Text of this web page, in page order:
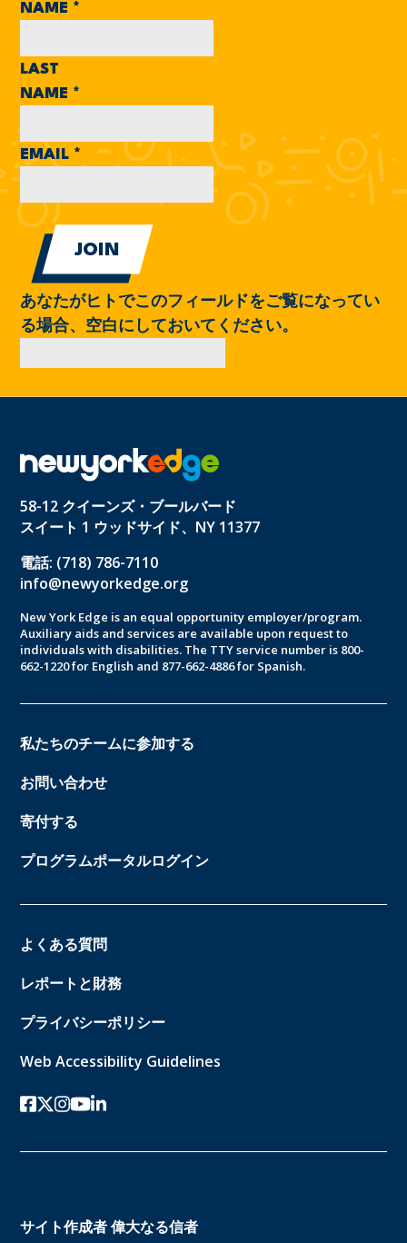
NAME *
LAST
NAME *
EMAIL *
あなたがヒトでこのフィールドをご覧になってい
る場合、空白にしておいてください。
58-12 クイーンズ・ブールバード
スイート 1 ウッドサイド、NY 11377
電話: (718) 786-7110
info@newyorkedge.org
New York Edge is an equal opportunity employer/program.
Auxiliary aids and services are available upon request to
individuals with disabilities. The TTY service number is 800-
662-1220 for English and 877-662-4886 for Spanish.
私たちのチームに参加する
お問い合わせ
寄付する
プログラムポータルログイン
よくある質問
レポートと財務
プライバシーポリシー
Web Accessibility Guidelines
フェイスブック
ツイッターx
インスタグラム
ユーチューブ
リンクトイン
サイト作成者偉大なる信者